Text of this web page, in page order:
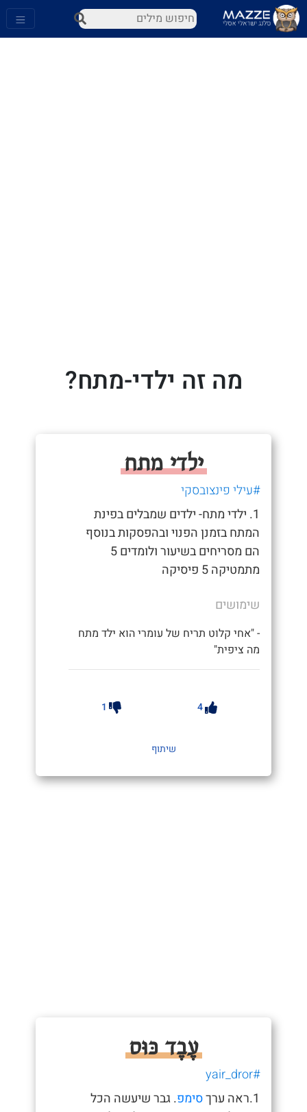
מה זה ילדי-מתח?
ילדי מתח
#עילי פינצובסקי
1. ילדי מתח- ילדים שמבלים בפינת
המתח בזמנן הפנוי ובהפסקות בנוסף
הם מסריחים בשיעור ולומדים 5
מתמטיקה 5 פיסיקה
שימושים
- "אחי קלוט תריח של עומרי הוא ילד מתח
מה ציפית"
4
1
שיתוף
עֶבֶד כּוּס
#yair_dror
1.ראה ערך
סימפ. גבר שיעשה הכל